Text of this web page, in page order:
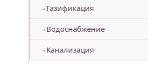
Газификация
Водоснабжение
Канализация